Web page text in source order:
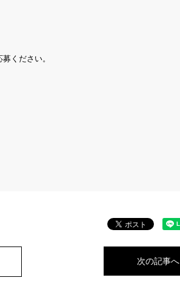
ください。
次の記事へ